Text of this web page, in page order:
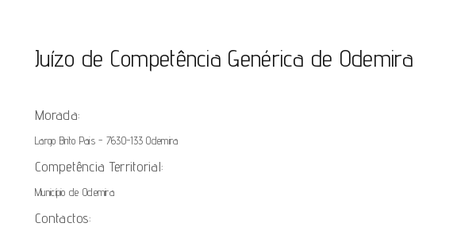
Juízo de Competência Genérica de Odemira
Morada:
Largo Brito Pais - 7630-133 Odemira
Competência Territorial:
Município de Odemira
Contactos: